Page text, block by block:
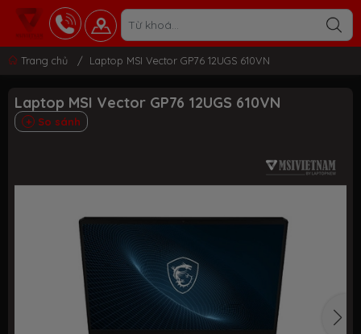
Trang chủ / Laptop MSI Vector GP76 12UGS 610VN
Laptop MSI Vector GP76 12UGS 610VN
So sánh